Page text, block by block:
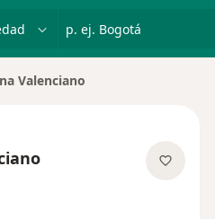
p. ej. Bogotá
Valenciano